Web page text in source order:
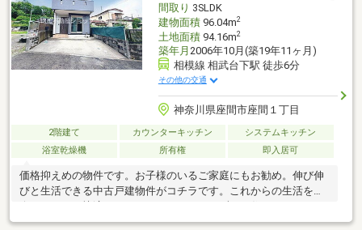
間取り 3SLDK
建物面積96.04m2
土地面積94.16m2
築年月 2006年10月(築19年11ヶ月)
相模線 相武台下駅 徒歩6分
その他の交通
神奈川県座間市座間１丁目
2階建て カウンターキッチン
システムキッチン
浴室乾燥機
所有権 即入居可
価格抑えめの物件です。お子様のいるご家庭にもお勧め。伸び伸
びと生活できる中古戸建物件がコチラです。これからの生活を、
いものにしていきましょう。